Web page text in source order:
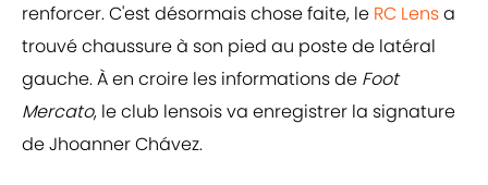
renforcer. C'est désormais chose faite, le RC Lensa
trouvé chaussure à son pied au poste de latéral
gauche. À en croire les informations de Foot
Mercato, le club lensois va enregistrer la signature
de Jhoanner Chávez.